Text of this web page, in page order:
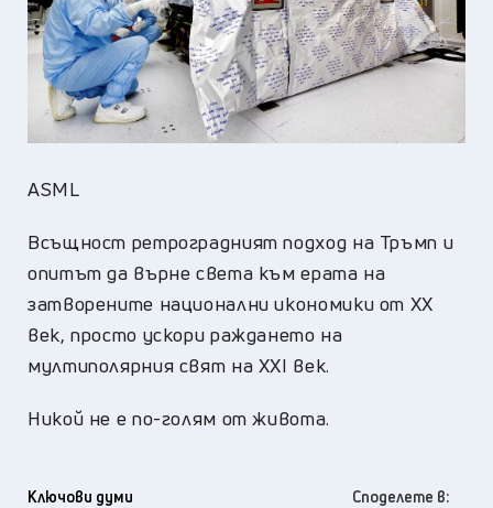
ASML
Всъщност ретроградният подход на Тръмп и
опитът да върне света към ерата на
затворените национални икономики от XX
век, просто ускори раждането на
мултиполярния свят на XXI век.
Никой не е по-голям от живота.
Ключови думи Споделете в: